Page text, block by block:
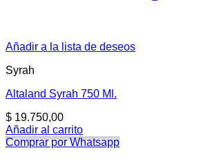
Añadir a la lista de deseos
Syrah
Altaland Syrah 750 Ml.
$ 19.750,00
Añadir al carrito
Comprar por Whatsapp